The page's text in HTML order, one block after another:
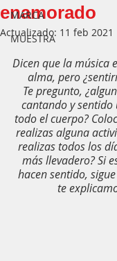
MARCA
MUESTRA
enamorado
Actualizado: 11 feb 2021
Dicen que la música
alma, pero
Te pregunto,
cantando y
todo el cuerpo?
realizas alguna
realizas todos los
más llevadero? Si
hacen sentido,
te